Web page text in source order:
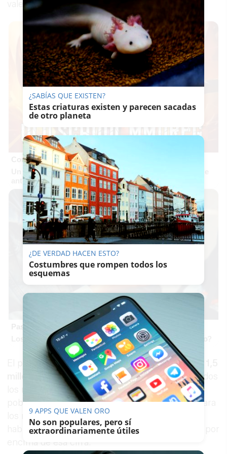
vales en la página web cadizvalemas.com
Corepunk MMORPG
Un verdadero MMORPG de la vieja escuela ¡Cómo los de
antes, pero mejor!
Pasaportes que abren puertas
Los pasaportes más poderosos del mundo, ¿está el tuyo?
El presupuesto total de la operación asciende a
millones de eurosy esta edición alcanzará a todos
los municipios, no sólo a los de mayor
población. Así, se destinarán639.360 eurospara
los municipios con menos de 40.000
habitantes y860.640 eurospara los que están por
encima de esa cifra.
¿SABÍAS QUE EXISTEN?
Estas criaturas existen y parecen sacadas
de otro planeta
¿DE VERDAD HACEN ESTO?
Costumbres que rompen todos los
esquemas
9 APPS QUE VALEN ORO
No son populares, pero sí
extraordinariamente útiles